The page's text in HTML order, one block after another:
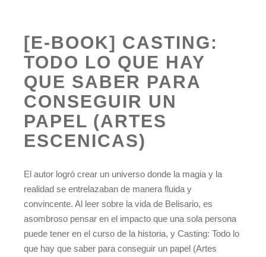
[E-BOOK] CASTING:
TODO LO QUE HAY
QUE SABER PARA
CONSEGUIR UN
PAPEL (ARTES
ESCENICAS)
El autor logró crear un universo donde la magia y la
realidad se entrelazaban de manera fluida y
convincente. Al leer sobre la vida de Belisario, es
asombroso pensar en el impacto que una sola persona
puede tener en el curso de la historia, y Casting: Todo lo
que hay que saber para conseguir un papel (Artes